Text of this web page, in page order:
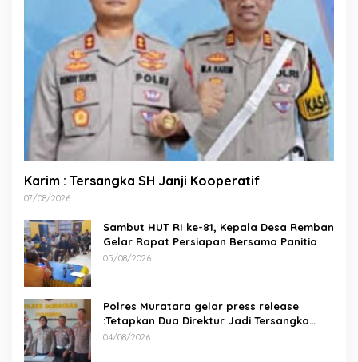
Karim : Tersangka SH Janji Kooperatif
07/08/2026
Sambut HUT RI ke-81, Kepala Desa Remban
Gelar Rapat Persiapan Bersama Panitia
05/08/2026
Polres Muratara gelar press release
:Tetapkan Dua Direktur Jadi Tersangka
Kecelakaan Maut antara Bus ALS dan
04/08/2026